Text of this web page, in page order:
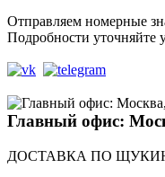
Отправляем номерные
Подробности уточняйте
Главный офис:
ДОСТАВКА ПО